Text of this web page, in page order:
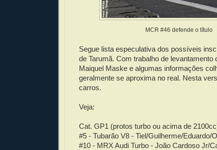
MCR #46 defende o título
Segue lista especulativa dos possíveis
de Tarumã. Com trabalho de levantamento
Maiquel Maske e algumas informações
geralmente se aproxima no real. Nesta
carros.
Veja:
Cat. GP1 (protos turbo ou acima de
#5 - Tubarão V8 - Tiel/Guilherme/Eduardo/
#10 - MRX Audi Turbo - João Cardoso Jr/